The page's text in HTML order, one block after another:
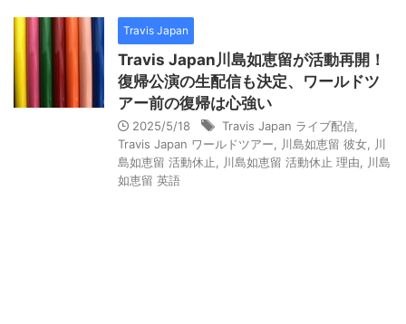
Travis Japan
Travis Japan川島如恵留が活動再開！
復帰公演の生配信も決定、ワールドツ
アー前の復帰は心強い
2025/5/18 Travis Japan ライブ配信
Travis Japan ワールドツアー
川島如恵留 彼女
川
島如恵留 活動休止
川島如恵留 活動休止 理由
川島
如恵留 英語